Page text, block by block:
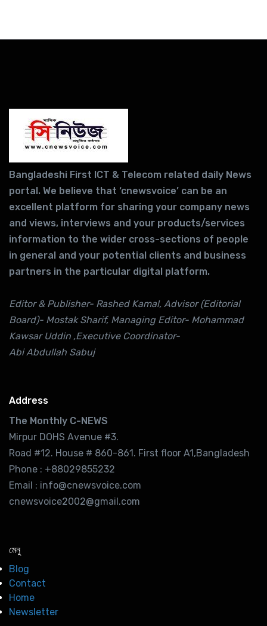
Bangladeshi First ICT & Telecom related daily News
portal. We believe that ‘cnewsvoice’ can be an
excellent platform for sharing your company news
and views, interviews and your products/services
information to the wider cross-sections of people
in general and your potential clients and business
partners in the particular digital platform.
Editor & Publisher- Rashed Kamal, Advisor (Editorial
Board)- Mostak Sharif, Managing Editor- Mohammad
Kawsar Uddin ,Executive Coordinator-
Abi Abdullah Sabuj
Address
The Monthly C-NEWS
Mirpur DOHS Avenue #3.
Road #12. House # 860-861. First floor A1,Bangladesh
Phone : +88029855232
Email : info@cnewsvoice.com
cnewsvoice2002@gmail.com
মেনু
Blog
Contact
Home
Newsletter